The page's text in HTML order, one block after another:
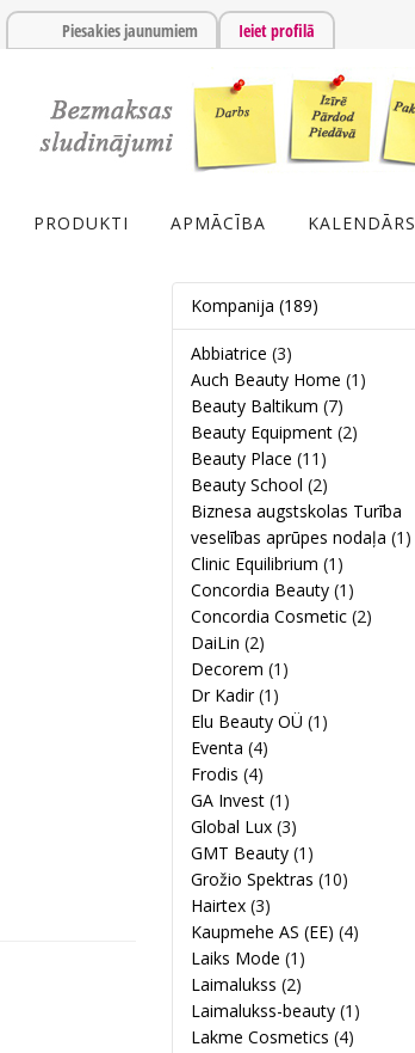
Piesakies jaunumiem Ieiet profilā
PRODUKTI APMĀCĪBA KALENDĀRS
Kompanija (189)
Abbiatrice (3)
Auch Beauty Home (1)
Beauty Baltikum (7)
Beauty Equipment (2)
Beauty Place (11)
Beauty School (2)
Biznesa augstskolas Turība
veselības aprūpes nodaļa (1)
Clinic Equilibrium (1)
Concordia Beauty (1)
Concordia Cosmetic (2)
DaiLin (2)
Decorem (1)
Dr Kadir (1)
Elu Beauty OÜ (1)
Eventa (4)
Frodis (4)
GA Invest (1)
Global Lux (3)
GMT Beauty (1)
Grožio Spektras (10)
Hairtex (3)
Kaupmehe AS (EE) (4)
Laiks Mode (1)
Laimalukss (2)
Laimalukss-beauty (1)
Lakme Cosmetics (4)